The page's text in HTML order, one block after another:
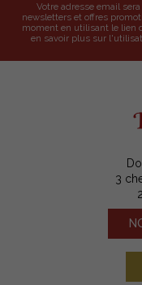
Votre adresse email
newsletters et offres
moment en utilisant le lien
en savoir plus sur
3